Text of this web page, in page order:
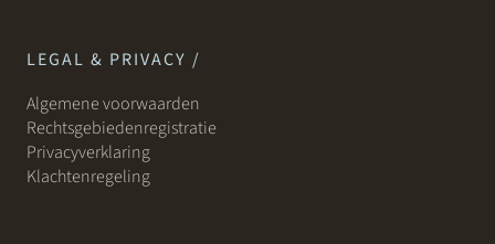
LEGAL & PRIVACY /
Algemene voorwaarden
Rechtsgebiedenregistratie
Privacyverklaring
Klachtenregeling